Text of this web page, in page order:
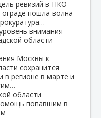
пошла волна
внимания
области
в регионе в марте и
области
попавшим в